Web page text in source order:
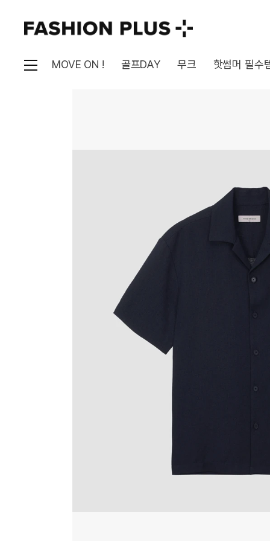
MOVE ON ! 골프DAY 무크 핫썸머 필수